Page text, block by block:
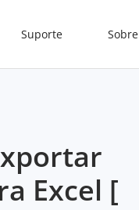
Suporte Sobre
Excel [